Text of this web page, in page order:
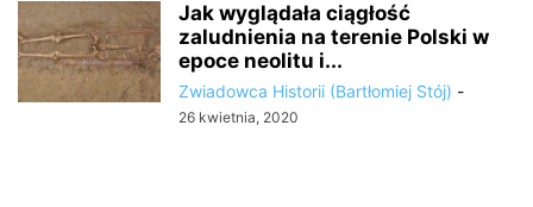
Jak wyglądała ciągłość
zaludnienia na terenie Polski w
epoce neolitu i...
Zwiadowca Historii (Bartłomiej Stój) -
26 kwietnia, 2020